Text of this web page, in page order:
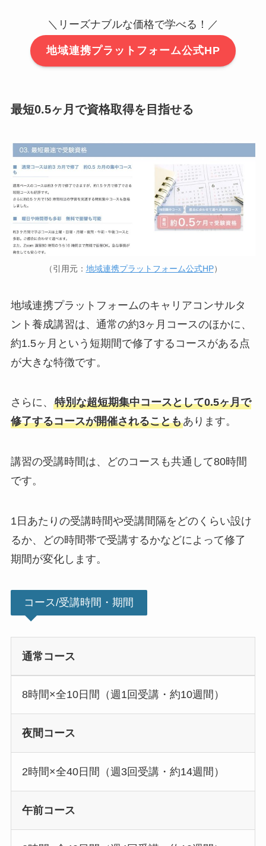
＼リーズナブルな価格で学べる！／
地域連携プラットフォーム公式HP
最短0.5ヶ月で資格取得を目指せる
（引用元： 地域連携プラットフォーム公式HP）
地域連携プラットフォームのキャリアコンサルタ
ント養成講習は、通常の約3ヶ月コースのほかに、
約1.5ヶ月という短期間で修了するコースがある点
が大きな特徴です。
さらに、 特別な超短期集中コースとして0.5ヶ月で
修了するコースが開催されることもあります。
講習の受講時間は、どのコースも共通して80時間
です。
1日あたりの受講時間や受講間隔をどのくらい設け
るか、どの時間帯で受講するかなどによって修了
期間が変化します。
コース/受講時間・期間
通常コース
8時間×全10日間（週1回受講・約10週間）
夜間コース
2時間×全40日間（週3回受講・約14週間）
午前コース